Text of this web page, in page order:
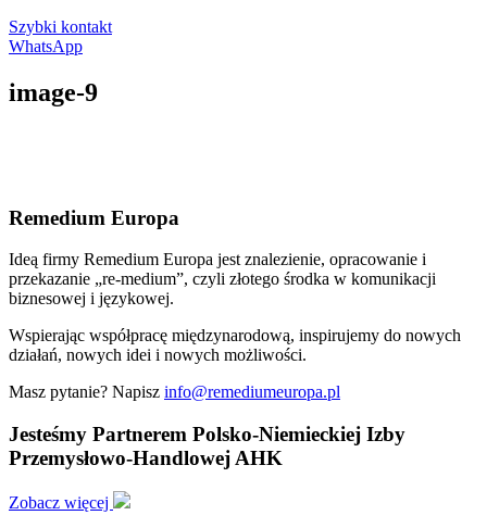
Szybki kontakt
WhatsApp
image-9
Remedium Europa
Ideą firmy Remedium Europa jest znalezienie, opracowanie i
przekazanie „re-medium”, czyli złotego środka w komunikacji
biznesowej i językowej.
Wspierając współpracę międzynarodową, inspirujemy do nowych
działań, nowych idei i nowych możliwości.
Masz pytanie? Napisz info@remediumeuropa.pl
Jesteśmy Partnerem Polsko-Niemieckiej Izby
Przemysłowo-Handlowej AHK
Zobacz więcej